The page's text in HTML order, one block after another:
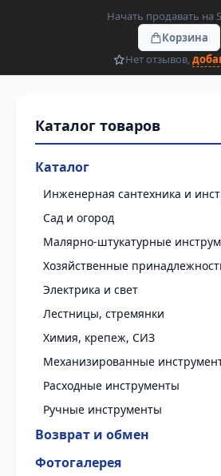
Начать продавать на
Корзина
Нет отзывов,
Каталог
Инженерная сантехника и
Сад и огород
Малярно-штукатурные
Хозяйственные
Электрика и свет
Лестницы, стремянки
Химия, крепеж, СИЗ
Механизированные
Расходные инструменты
Ручные инструменты
Возврат и обмен
Фотогалерея